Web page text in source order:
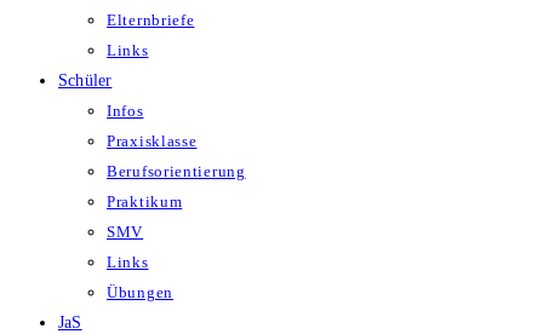
Elternbriefe
Links
Schüler
Infos
Praxisklasse
Berufsorientierung
Praktikum
SMV
Links
Übungen
JaS